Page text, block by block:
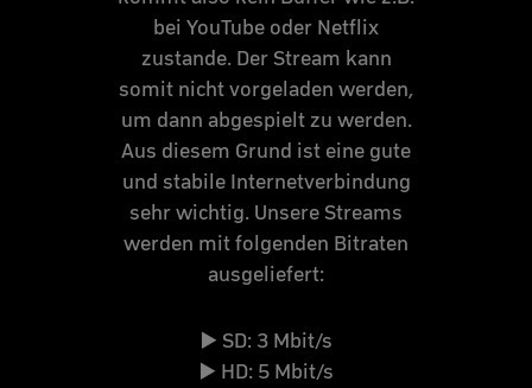
bei YouTube oder Netflix
zustande. Der Stream kann
somit nicht vorgeladen werden,
um dann abgespielt zu werden.
Aus diesem Grund ist eine gute
und stabile Internetverbindung
sehr wichtig. Unsere Streams
werden mit folgenden Bitraten
ausgeliefert:
▶️ SD: 3 Mbit/s
▶️ HD: 5 Mbit/s